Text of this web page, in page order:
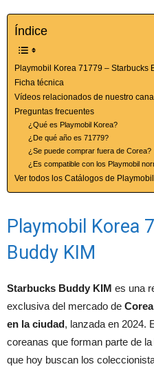
Índice
Playmobil Korea 71779 – Starbucks
Ficha técnica
Vídeos relacionados de nuestro canal
Preguntas frecuentes
¿Qué es Playmobil Korea?
¿De qué año es 71779?
¿Se puede comprar fuera de Corea?
¿Es compatible con los Playmobil
Ver todos los Catálogos de
Playmobil Korea
Buddy KIM
Starbucks Buddy KIM es una
exclusiva del mercado de
en la ciudad, lanzada en 2024.
coreanas que forman parte de
que hoy buscan los